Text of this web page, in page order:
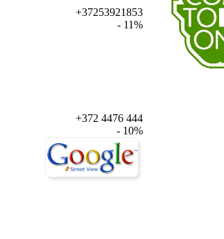
+37253921853
- 11%
+372 4476 444
- 10%